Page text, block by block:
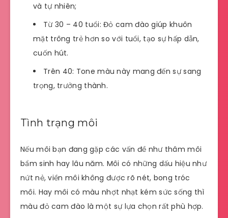
và tự nhiên;
Từ 30 – 40 tuổi: Đỏ cam đào giúp khuôn
mặt trông trẻ hơn so với tuổi, tạo sự hấp dẫn,
cuốn hút.
Trên 40: Tone màu này mang đến sự sang
trọng, trưởng thành.
Tình trạng môi
Nếu môi bạn đang gặp các vấn đề như thâm môi
bẩm sinh hay lâu năm. Môi có những dấu hiệu như
nứt nẻ, viền môi không được rõ nét, bong tróc
môi. Hay môi có màu nhợt nhạt kém sức sống thì
màu đỏ cam đào là một sự lựa chọn rất phù hợp.